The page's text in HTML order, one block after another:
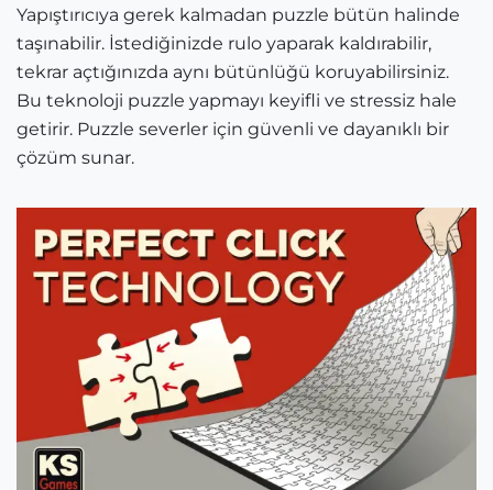
Yapıştırıcıya gerek kalmadan puzzle bütün halinde
taşınabilir. İstediğinizde rulo yaparak kaldırabilir,
tekrar açtığınızda aynı bütünlüğü koruyabilirsiniz.
Bu teknoloji puzzle yapmayı keyifli ve stressiz hale
getirir. Puzzle severler için güvenli ve dayanıklı bir
çözüm sunar.